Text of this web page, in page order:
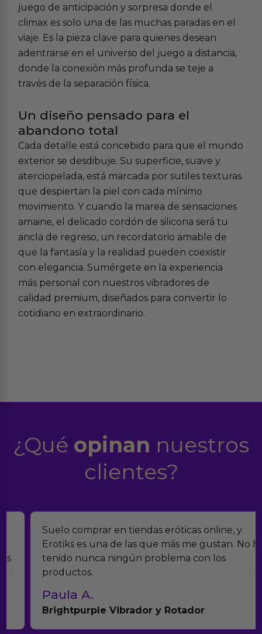
juego de anticipación y sorpresa donde el
climax es solo una de las muchas paradas en el
viaje. Es la pieza clave para quienes desean
adentrarse en el universo del juego a distancia,
donde la conexión más profunda se teje a
través de la separación física.
Un diseño pensado para el
abandono total
Cada detalle está concebido para que el mundo
exterior se desdibuje. Su superficie, suave y
aterciopelada, está marcada por sutiles texturas
que despiertan la piel con cada mínimo
movimiento. Y cuando la marea de sensaciones
amaine, el delicado cordón de silicona será tu
ancla de regreso, un recordatorio amable de
que la fantasía y la realidad pueden coexistir
con elegancia. Sumérgete en la experiencia
más personal con nuestrosvibradores de
calidad premium, diseñados para convertir lo
cotidiano en extraordinario.
¿Qué opinan nuestros
clientes?
Suelo comprar en tiendas eróticas online, y
Erotiks es una de las que más me gustan. No he
tenido nunca ningún problema con los
productos.
Paula A.
Brightpurple Vibrador y Rotador